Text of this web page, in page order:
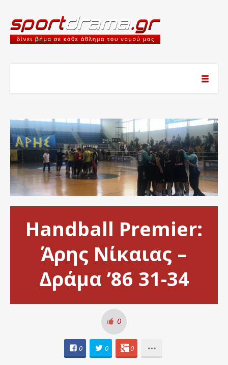
Handball Premier:
Άρης Νίκαιας –
Δράμα ’86 31-34
0
0 0 0